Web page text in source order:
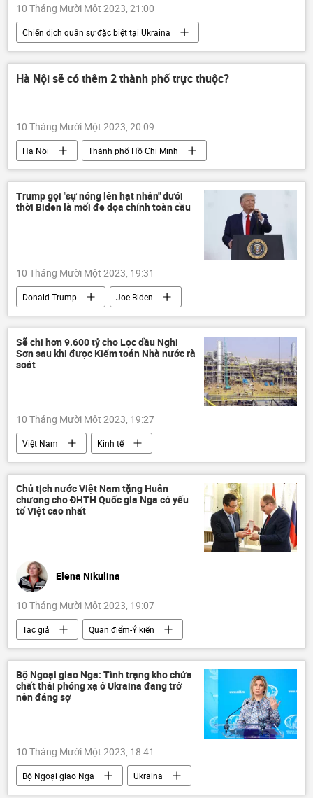
10 Tháng Mười Một 2023, 21:00
Chiến dịch quân sự đặc biệt tại Ukraina
Cuộc khủng hoảng ở Ukraina
Ukraina
Thế giới
xung đột quân sự
máy bay chiến đấu
máy bay không người lái
Hà Nội sẽ có thêm 2 thành phố trực thuộc?
10 Tháng Mười Một 2023, 20:09
Hà Nội
Thành phố Hồ Chí Minh
Việt Nam
Kinh tế
Kinh doanh
xây dựng
dự án
Trump gọi "sự nóng lên hạt nhân" dưới
thời Biden là mối đe dọa chính toàn cầu
10 Tháng Mười Một 2023, 19:31
Donald Trump
Joe Biden
Tập Cận Bình
Thế giới
Nga
Trung Quốc
Hoa Kỳ
Chính trị
vũ khí hạt nhân
xung đột
Sẽ chi hơn 9.600 tỷ cho Lọc dầu Nghi
Sơn sau khi được Kiểm toán Nhà nước rà
soát
10 Tháng Mười Một 2023, 19:27
Việt Nam
Kinh tế
Kiểm toán Nhà nước
lọc dầu
dầu thô
năng lượng
Chủ tịch nước Việt Nam tặng Huân
chương cho ĐHTH Quốc gia Nga có yếu
tố Việt cao nhất
Elena Nikulina
10 Tháng Mười Một 2023, 19:07
Tác giả
Quan điểm-Ý kiến
Việt Nam
Hợp tác Nga-Việt
Nga
Đại học Tổng hợp Quốc gia Saint-Peterburg
huân chương
Hồ Chí Minh
Bộ Ngoại giao Nga: Tình trạng kho chứa
chất thải phóng xạ ở Ukraina đang trở
nên đáng sợ
10 Tháng Mười Một 2023, 18:41
Bộ Ngoại giao Nga
Ukraina